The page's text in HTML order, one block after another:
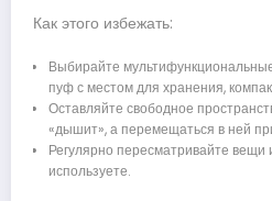
Как этого избежать:
Выбирайте
пуф с местом для хранения,
Оставляйте свободное
«дышит», а перемещаться в ней
Регулярно пересматривайте вещи
используете.